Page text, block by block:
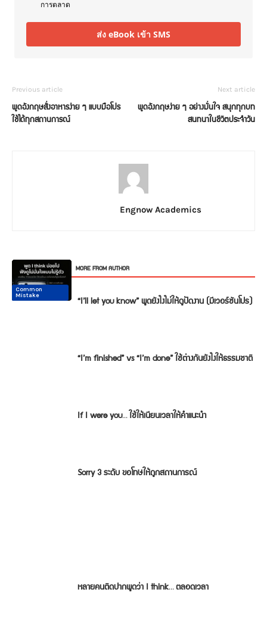
การตลาด
ส่ง eBook เข้า SMS
Previous article
พูดอังกฤษสั่งอาหารง่าย ๆ แบบมือโปร
ใช้ได้ทุกสถานการณ์
Next article
พูดอังกฤษง่าย ๆ อย่างมั่นใจ สนุกทุกบท
สนทนาในชีวิตประจำวัน
Engnow Academics
RELATED ARTICLES MORE FROM AUTHOR
Conversation “I’ll let you know” พูดยังไงไม่ให้ดูปัดงาน (มีเวอร์ชันโปร)
Conversation
“I’m finished” vs “I’m done” ใช้ต่างกันยังไงให้ธรรมชาติ
Conversation
If I were you… ใช้ให้เนียนเวลาให้คำแนะนำ
Conversation
Sorry 3 ระดับ ขอโทษให้ถูกสถานการณ์
Common
Mistake
Common
Mistake
หลายคนติดปากพูดว่า I think… ตลอดเวลา